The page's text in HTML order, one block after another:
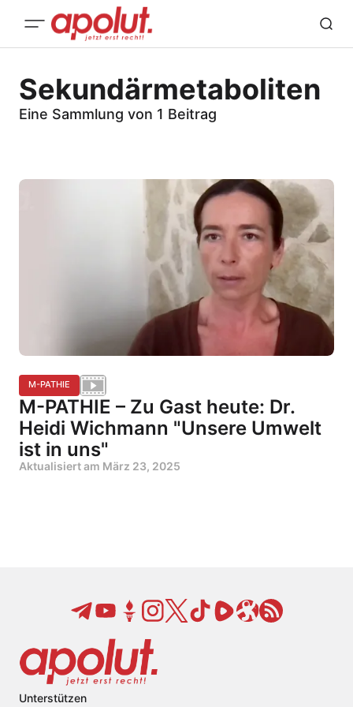
Sekundärmetaboliten
Eine Sammlung von 1 Beitrag
M-PATHIE
M-PATHIE – Zu Gast heute: Dr.
Heidi Wichmann "Unsere Umwelt
ist in uns"
Aktualisiert am März 23, 2025
Unterstützen